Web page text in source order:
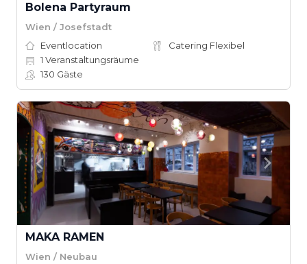
Bolena Partyraum
Wien / Josefstadt
Eventlocation
Catering Flexibel
1 Veranstaltungsräume
130 Gäste
MAKA RAMEN
Wien / Neubau